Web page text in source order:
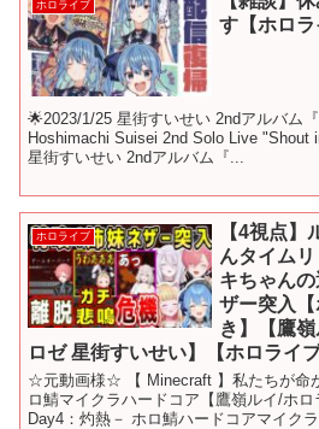
ホロライブ
す【ホロラ
🌟2023/1/25 星街すいせい 2ndアルバム
Hoshimachi Suisei 2nd Solo Live
星街すいせい 2ndアルバム『...
ホロライブ
【4視点】
んタイム
キちゃん
ザー突入
き】【鷹
ロゼ 星街すいせい】【ホロライ
☆元動画様☆ 【 Minecraft 】私たちが命
ロ鯖マイクラハードコア【鷹嶺ルイ/ホロ
Day4：灼熱－ ホロ鯖ハードコアマイク